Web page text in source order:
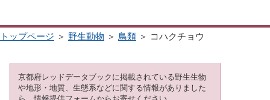
トップページ ＞ 野生動物 ＞ 鳥類 ＞ コハクチョウ
京都府レッドデータブックに掲載されている野生生物
や地形・地質、生態系などに関する情報がありました